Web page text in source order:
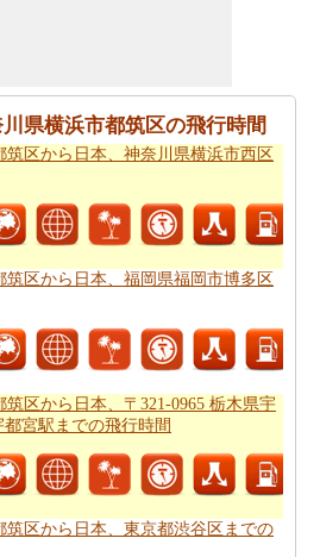
にポイントするために必要な最も
取得しますか。ここに - 旅行は日
区がら日本、福岡県福岡市博多
より良い
県福岡市博多区までの旅行を計画
長い旅のための飛行を好むだろ
区までの飛行距離を知ることが重
うとしている場合、その場所内
不可欠です。このルートプランナ
の中間点と一緒にあなた日本、神
える。
県横浜市都筑区の飛行時間
筑区から日本、神奈川県横浜市西区
筑区から日本、福岡県福岡市博多区
区から日本、〒321-0965 栃木県宇
宮駅までの飛行時間
筑区から日本、東京都渋谷区までの